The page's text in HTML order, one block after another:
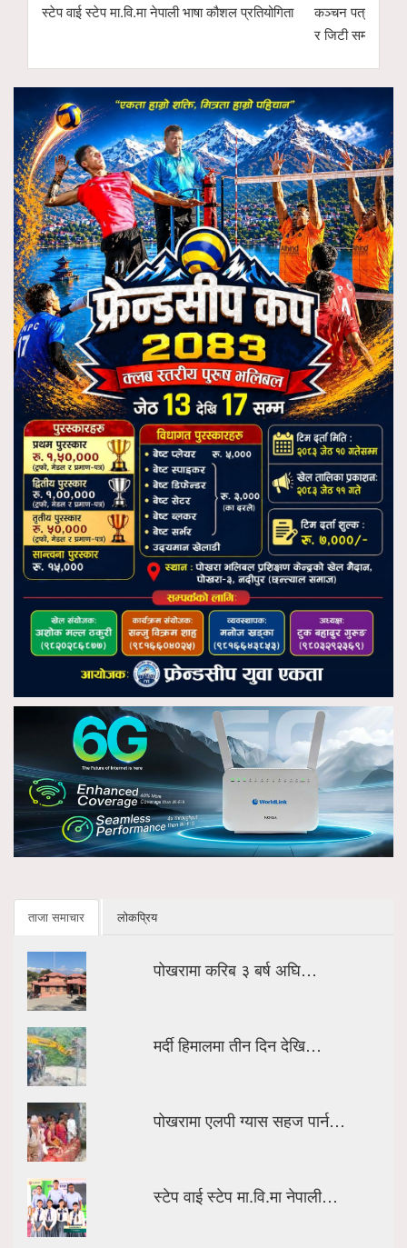
स्टेप वाई स्टेप मा.वि.मा नेपाली भाषा कौशल प्रतियोगिता
कञ्चन
र जिटी सम्मानित
ताजा समाचार लोकप्रिय
पोखरामा करिब ३ बर्ष अघि…
मर्दी हिमालमा तीन दिन देखि…
पोखरामा एलपी ग्यास सहज पार्न…
स्टेप वाई स्टेप मा.वि.मा नेपाली…